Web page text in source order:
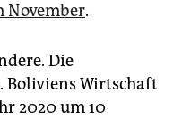
November.
Die
Boliviens Wirtschaft
2020 um 10